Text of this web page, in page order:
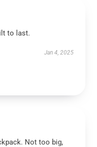
to last.
Jan 4, 2025
Not too big,